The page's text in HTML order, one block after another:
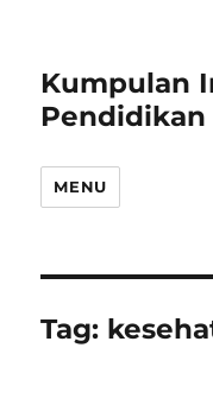
Kumpulan
MENU
Tag: